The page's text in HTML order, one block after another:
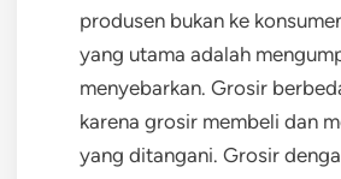
produsen bukan ke
yang utama adalah
menyebarkan. Grosir
karena grosir membeli dan
yang ditangani. Grosir